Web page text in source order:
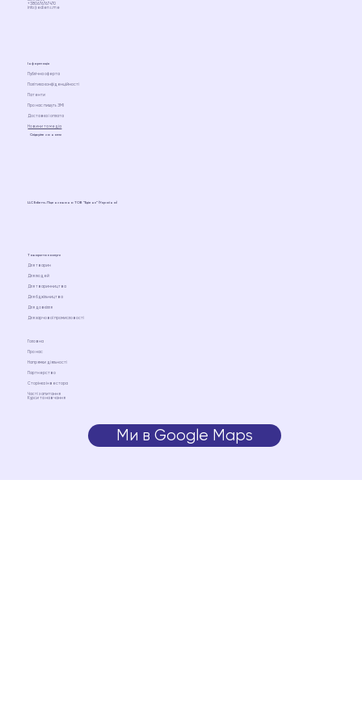
+380676767470
info@ediens.me
Головна
Про нас
Напрямки діяльності
Партнерство
Сторінка інвестора
Часті запитання
Курси та навчання
Товари та послуги
Для людей
Для тварин
Для тваринництва
Для бджільництва
Для довкілля
Для харчової промисловості
Інформація
Політика конфіденційності
Публічна оферта
Патенти
Про нас пишуть ЗМІ
Доставка і оплата
Новини та медіа
Слідкуйте за нами
Ми на Google Maps
Ми в Google Maps
LLC Ediens. Ліцензовано ТОВ “Едіенс” (Україна)